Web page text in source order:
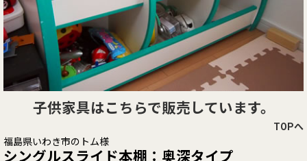
子供家具はこちらで販売しています。
TOPへ
福島県いわき市のトム様
シングルスライド本棚：奥深タイプ